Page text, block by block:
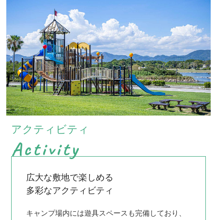
アクティビティ
Activity
広大な敷地で楽しめる
多彩なアクティビティ
キャンプ場内には遊具スペースも完備しており、